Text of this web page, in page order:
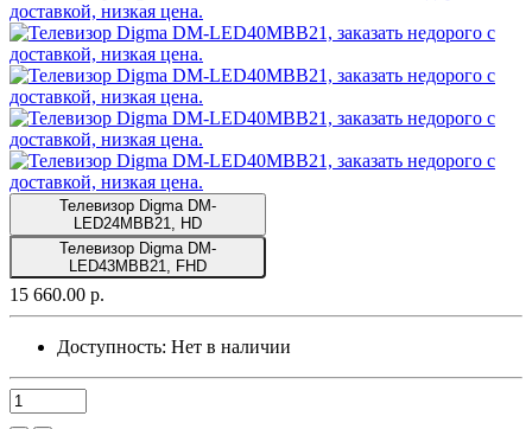
Телевизор Digma DM-
LED24MBB21, HD
Телевизор Digma DM-
LED43MBB21, FHD
15 660.00 р.
Доступность: Нет в наличии